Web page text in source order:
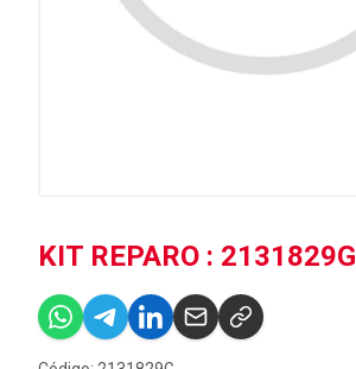
KIT REPARO : 2131829G